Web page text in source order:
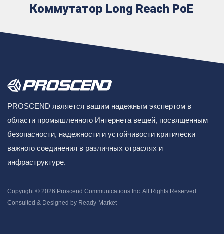
Коммутатор Long Reach PoE
PROSCEND является вашим надежным экспертом в
области промышленного Интернета вещей, посвященным
безопасности, надежности и устойчивости критически
важного соединения в различных отраслях и
инфраструктуре.
Copyright © 2026 Proscend Communications Inc. All Rights Reserved.
Consulted & Designed by Ready-Market